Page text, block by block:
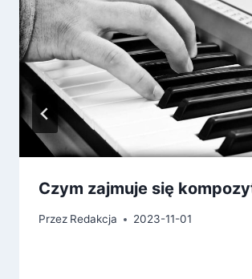
Czym zajmuje się
Przez Redakcja 2023-11-01